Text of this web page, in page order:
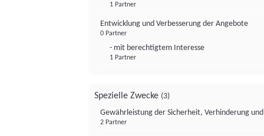
1 Partner
Entwicklung und Verbesserung der Angebote
0 Partner
- mit berechtigtem Interesse
1 Partner
Spezielle Zwecke (3)
Gewährleistung der Sicherheit, Verhinderung
2 Partner